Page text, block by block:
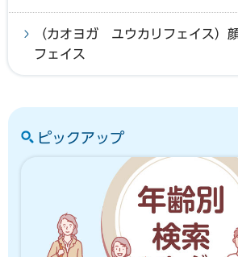
（カオヨガ ユウカリフェイス）
フェイス
ピックアップ